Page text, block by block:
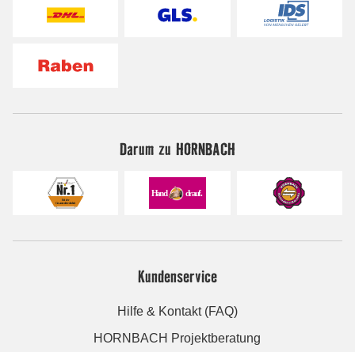
Darum zu HORNBACH
Kundenservice
Hilfe & Kontakt (FAQ)
HORNBACH Projektberatung